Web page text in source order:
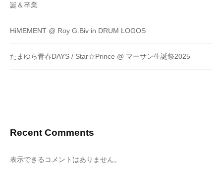
誕＆卒業
HiMEMENT @ Roy G.Biv in DRUM LOGOS
たまゆら青春DAYS / Star☆Prince @ マーサン生誕祭2025
Recent Comments
表示できるコメントはありません。